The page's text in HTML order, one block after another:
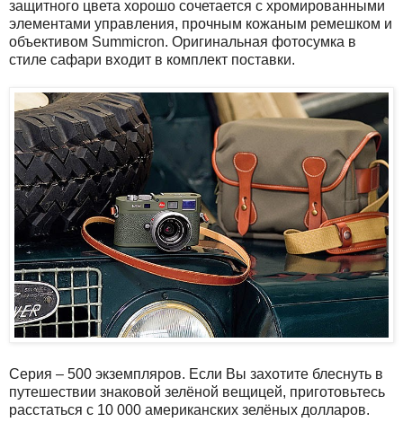
защитного цвета хорошо сочетается с хромированными
элементами управления, прочным кожаным ремешком и
объективом Summicron. Оригинальная фотосумка в
стиле сафари входит в комплект поставки.
Серия – 500 экземпляров. Если Вы захотите блеснуть в
путешествии знаковой зелёной вещицей, приготовьтесь
расстаться с 10 000 американских зелёных долларов.